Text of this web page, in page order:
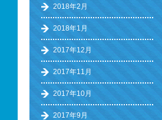
2018年2月
2018年1月
2017年12月
2017年11月
2017年10月
2017年9月